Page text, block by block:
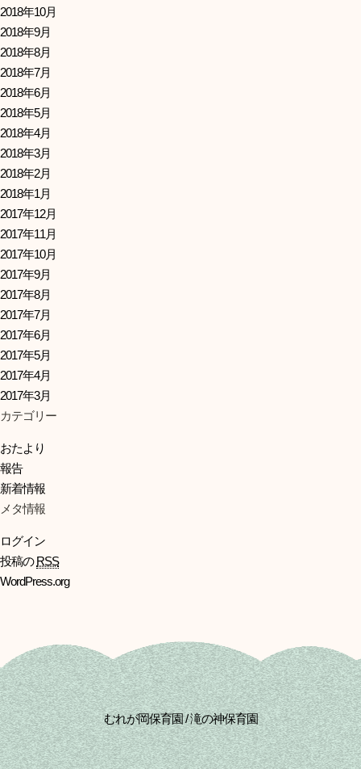
2018年10月
2018年9月
2018年8月
2018年7月
2018年6月
2018年5月
2018年4月
2018年3月
2018年2月
2018年1月
2017年12月
2017年11月
2017年10月
2017年9月
2017年8月
2017年7月
2017年6月
2017年5月
2017年4月
2017年3月
カテゴリー
おたより
報告
新着情報
メタ情報
ログイン
投稿のRSS
WordPress.org
むれが岡保育園 / 滝の神保育園